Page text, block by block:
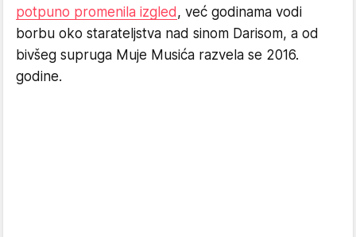
potpuno promenila izgled , već godinama vodi
borbu oko starateljstva nad sinom Darisom, a od
bivšeg supruga Muje Musića razvela se 2016.
godine.